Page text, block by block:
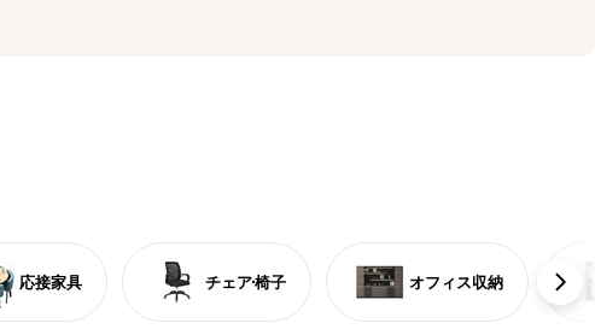
応接家具 チェア·椅子 オフィス収納